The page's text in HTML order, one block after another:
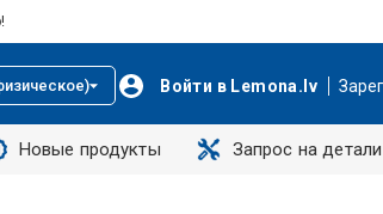
Войти в Lemona.lv
Новые продукты Запрос на детали